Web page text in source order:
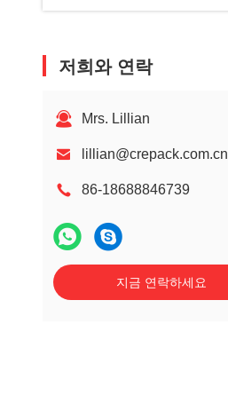
저희와 연락
Mrs. Lillian
lillian@crepack.com.cn
86-18688846739
지금 연락하세요